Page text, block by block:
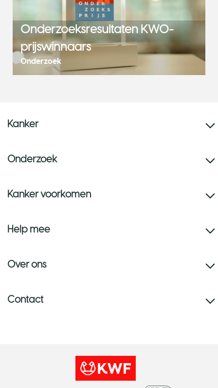
Onderzoeksresultaten KWO-
prijswinnaars
Onderzoek
Kanker
Onderzoek
Kanker voorkomen
Help mee
Over ons
Contact